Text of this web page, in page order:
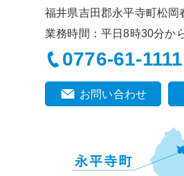
福井県吉田郡永平寺町松岡
業務時間：平日8時30分か
0776-61-1111
お問い合わせ